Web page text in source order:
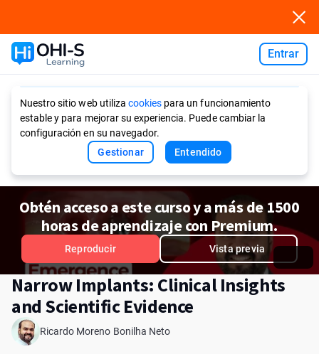
Entrar
Nuestro sitio web utiliza cookies para un funcionamiento
estable y para mejorar su experiencia. Puede cambiar la
configuración en su navegador.
Gestionar
Entendido
Obtén acceso a este curso y a más de 1500
horas de aprendizaje con Premium.
Reproducir Vista previa
Narrow Implants: Clinical Insights
and Scientific Evidence
Ricardo Moreno Bonilha Neto